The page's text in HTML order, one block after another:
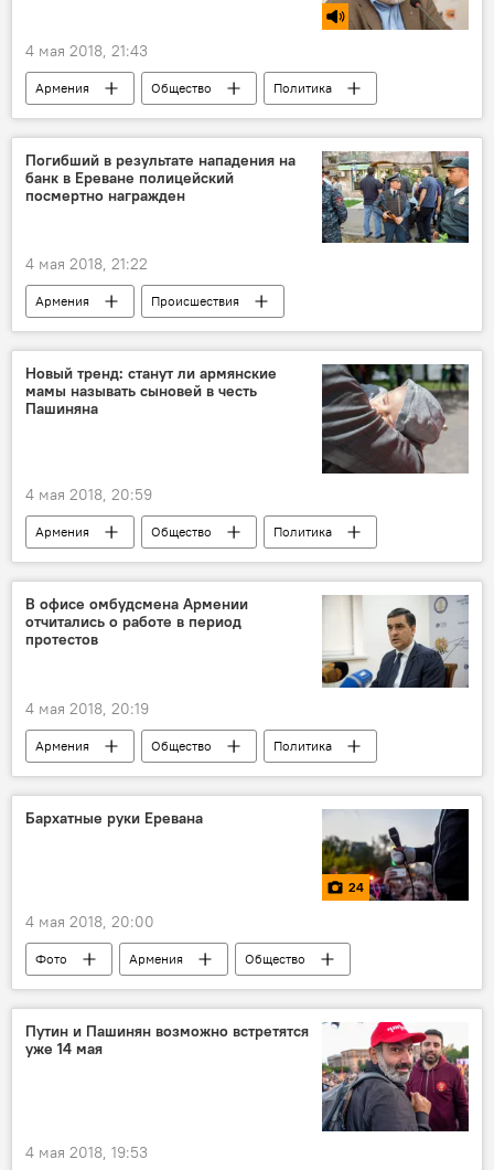
4 мая 2018, 21:43
Армения Общество
Политика
Искандарян
РПА
бархатная революция
Бархатная революция в Армении
Голос
Погибший в результате нападения на
банк в Ереване полицейский
посмертно награжден
4 мая 2018, 21:22
Армения
Происшествия
Нападение на филиал банка HSBC в Ереване
Новый тренд: станут ли армянские
мамы называть сыновей в честь
Пашиняна
4 мая 2018, 20:59
Армения Общество Политика
В офисе омбудсмена Армении
отчитались о работе в период
протестов
4 мая 2018, 20:19
Армения Общество
Политика
омбудсмен
Бархатная революция в Армении
протесты
Бархатные руки Еревана
24
4 мая 2018, 20:00
Фото Армения
Общество
Мультимедиа
Политика
революция
Бархатная революция в Армении
Путин и Пашинян возможно встретятся
уже 14 мая
4 мая 2018, 19:53